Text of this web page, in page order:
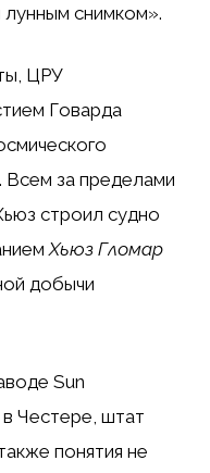
снимком».
ЦРУ
Говарда
за пределами
строил судно
Хьюз Гломар
добычи
Sun
Честере, штат
понятия не